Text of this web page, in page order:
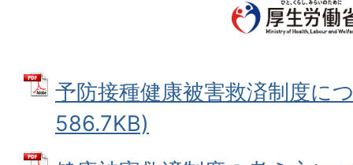
予防接種健康被害救済制度に
586.7KB)